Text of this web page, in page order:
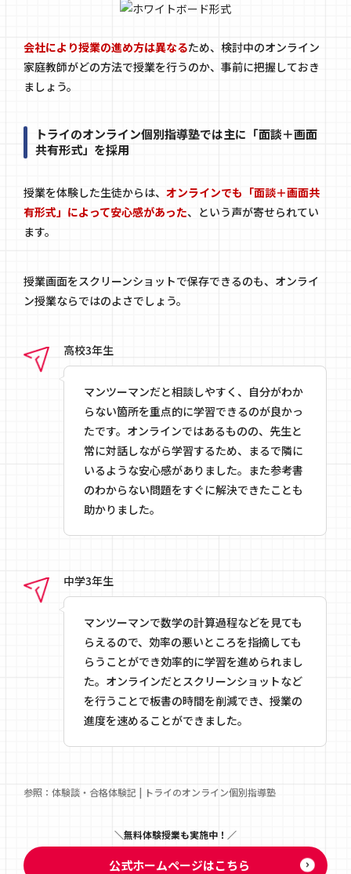
会社により授業の進め方は異なるため、検討中のオンライン
家庭教師がどの方法で授業を行うのか、事前に把握しておき
ましょう。
トライのオンライン個別指導塾では主に「面談＋画面
共有形式」を採用
授業を体験した生徒からは、 オンラインでも「面談＋画面共
有形式」によって安心感があった、という声が寄せられてい
ます。
授業画面をスクリーンショットで保存できるのも、オンライ
ン授業ならではのよさでしょう。
高校3年生
マンツーマンだと相談しやすく、自分がわか
らない箇所を重点的に学習できるのが良かっ
たです。オンラインではあるものの、先生と
常に対話しながら学習するため、まるで隣に
いるような安心感がありました。また参考書
のわからない問題をすぐに解決できたことも
助かりました。
中学3年生
マンツーマンで数学の計算過程などを見ても
らえるので、効率の悪いところを指摘しても
らうことができ効率的に学習を進められまし
た。オンラインだとスクリーンショットなど
を行うことで板書の時間を削減でき、授業の
進度を速めることができました。
参照： 体験談・合格体験記 | トライのオンライン個別指導塾
無料体験授業も実施中！
公式ホームページはこちら